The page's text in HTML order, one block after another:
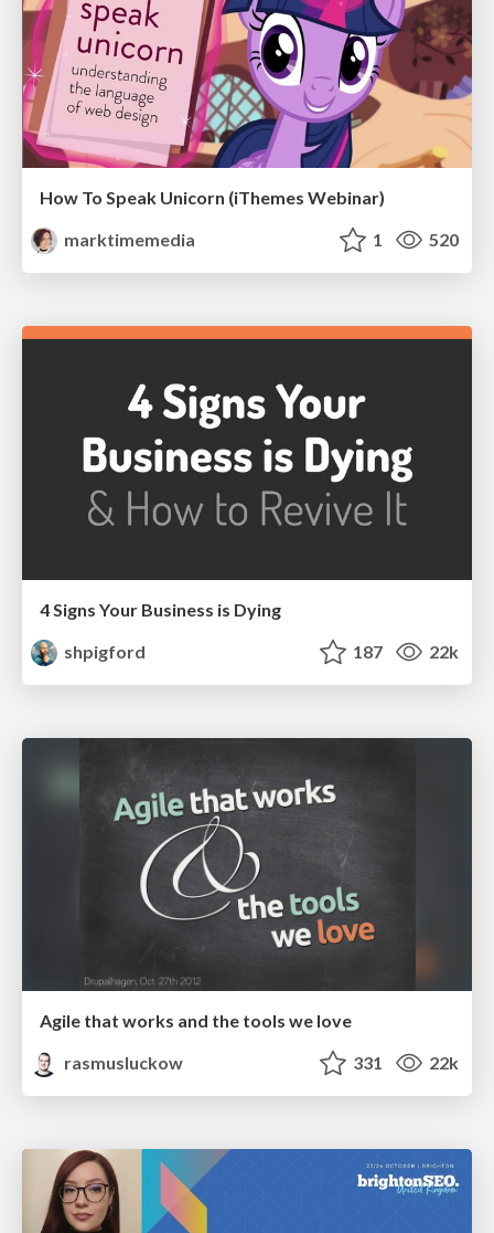
How To Speak Unicorn (iThemes Webinar)
marktimemedia
1 520
4 Signs Your Business is Dying
shpigford
187 22k
Agile that works and the tools we love
rasmusluckow
331 22k